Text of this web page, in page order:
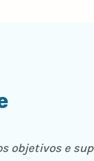
objetivos e